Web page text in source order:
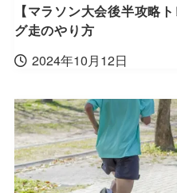
【マラソン大会後半攻略
グ走のやり方
2024年10月12日